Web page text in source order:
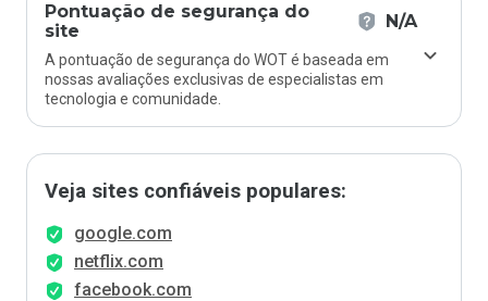
Pontuação de segurança do
site
N/A
A pontuação de segurança do WOT é baseada em
nossas avaliações exclusivas de especialistas em
tecnologia e comunidade.
Veja sites confiáveis populares:
google.com
netflix.com
facebook.com